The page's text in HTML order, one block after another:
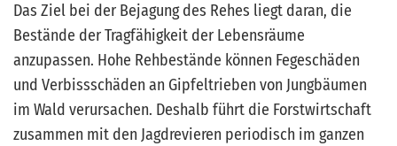
Das Ziel bei der Bejagung des Rehes liegt daran, die
Bestände der Tragfähigkeit der Lebensräume
anzupassen. Hohe Rehbestände können Fegeschäden
und Verbissschäden an Gipfeltrieben von Jungbäumen
im Wald verursachen. Deshalb führt die Forstwirtschaft
zusammen mit den Jagdrevieren periodisch im ganzen